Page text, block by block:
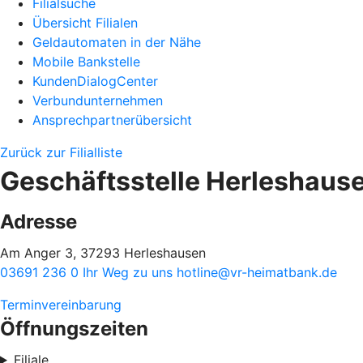
Filialsuche
Übersicht Filialen
Geldautomaten in der Nähe
Mobile Bankstelle
KundenDialogCenter
Verbundunternehmen
Ansprechpartnerübersicht
Zurück zur Filialliste
Geschäftsstelle
Adresse
Am Anger 3, 37293 Herleshausen
03691 236 0 Ihr Weg zu uns hotline@vr-heimatbank.de
Terminvereinbarung
Öffnungszeiten
Filiale